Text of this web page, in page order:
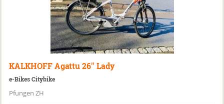
KALKHOFF Agattu 26'' Lady
e-Bikes Citybike
Pfungen ZH